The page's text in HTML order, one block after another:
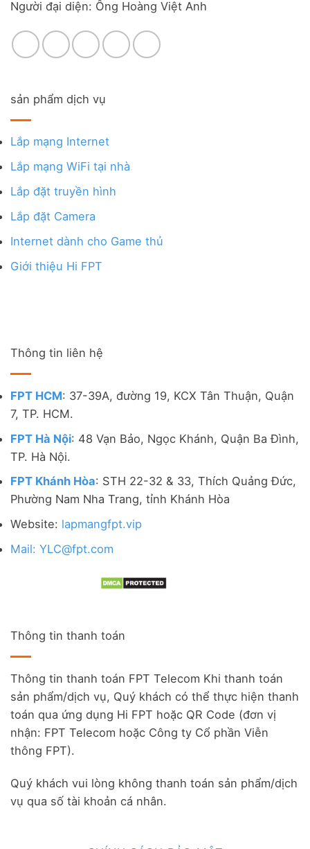
Người đại diện: Ông Hoàng Việt Anh
sản phẩm dịch vụ
Lắp mạng Internet
Lắp mạng WiFi tại nhà
Lắp đặt truyền hình
Lắp đặt Camera
Internet dành cho Game thủ
Giới thiệu Hi FPT
Thông tin liên hệ
FPT HCM: 37-39A, đường 19, KCX Tân Thuận, Quận
7, TP. HCM.
FPT Hà Nội: 48 Vạn Bảo, Ngọc Khánh, Quận Ba Đình,
TP. Hà Nội.
FPT Khánh Hòa: STH 22-32 & 33, Thích Quảng Đức,
Phường Nam Nha Trang, tỉnh Khánh Hòa
Website: lapmangfpt.vip
Mail: YLC@fpt.com
Thông tin thanh toán
Thông tin thanh toán FPT Telecom Khi thanh toán
sản phẩm/dịch vụ, Quý khách có thể thực hiện thanh
toán qua ứng dụng Hi FPT hoặc QR Code (đơn vị
nhận: FPT Telecom hoặc Công ty Cổ phần Viễn
thông FPT).
Quý khách vui lòng không thanh toán sản phẩm/dịch
vụ qua số tài khoản cá nhân.